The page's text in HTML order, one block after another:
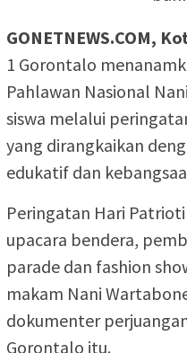
GONETNEWS.COM,
1 Gorontalo
Pahlawan Nasional
siswa melalui
yang dirangkaikan
edukatif dan
Peringatan Hari
upacara bendera,
parade dan fashion
makam Nani
dokumenter
Gorontalo itu.